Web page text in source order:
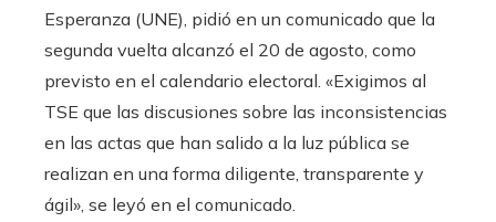
Esperanza (UNE), pidió en un comunicado que la
segunda vuelta alcanzó el 20 de agosto, como
previsto en el calendario electoral. «Exigimos al
TSE que las discusiones sobre las inconsistencias
en las actas que han salido a la luz pública se
realizan en una forma diligente, transparente y
ágil», se leyó en el comunicado.